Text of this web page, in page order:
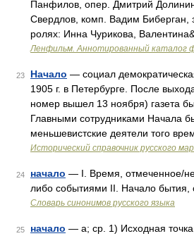
Панфилов, опер. Дмитрий
Свердлов, комп. Вадим
ролях: Инна Чурикова,
Ленфильм. Аннотированный каталог
23 Начало — социал
1905 г. в Петербурге. После
номер вышел 13 ноября) газета
Главными сотрудниками Начала
меньшевистские деятели того
Исторический справочник русского
24 начало — I. Время, отмеченное/
либо событиями II. Начало бытия,
Словарь синонимов русского языка
25 начало — а; ср. 1) Исходная точка,